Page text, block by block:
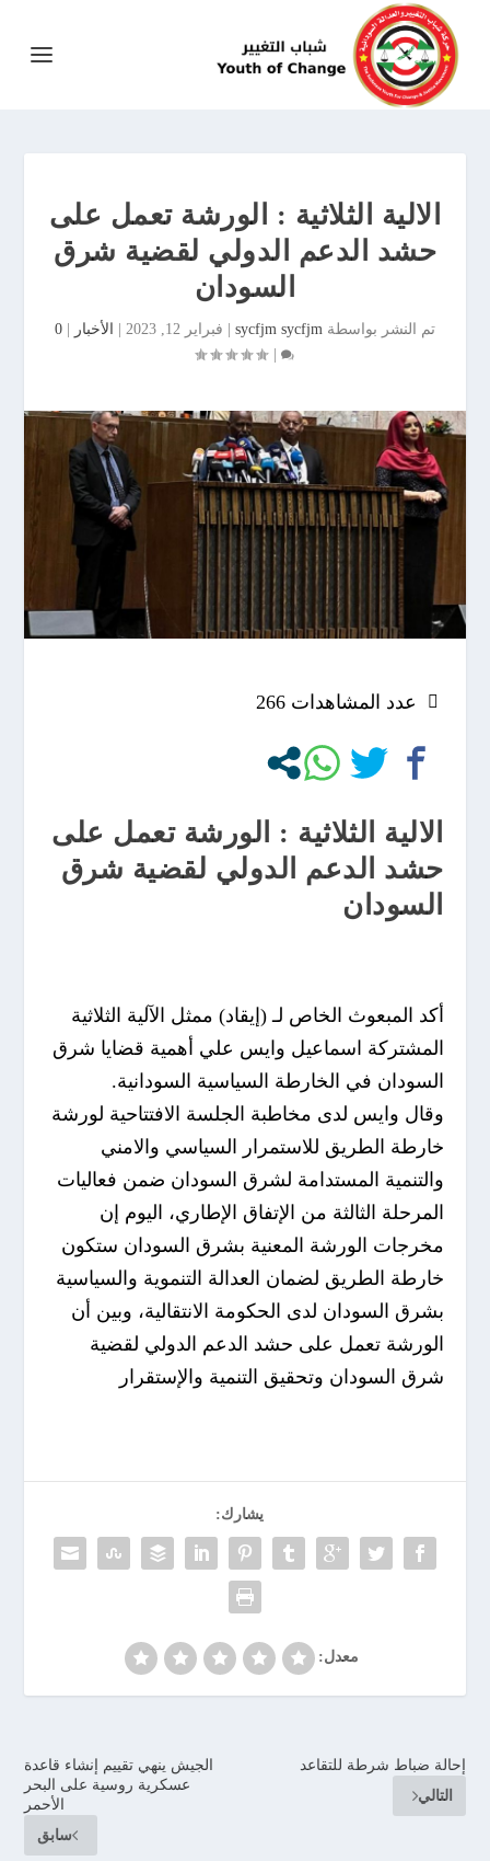
الالية الثلاثية : الورشة تعمل على
حشد الدعم الدولي لقضية شرق
السودان
تم النشر بواسطة sycfjm sycfjm فبراير 12, 2023 الأخبار
0
|
عدد المشاهدات 266
الالية الثلاثية : الورشة تعمل على
حشد الدعم الدولي لقضية شرق
السودان
أكد المبعوث الخاص لـ (إيقاد) ممثل الآلية الثلاثية
المشتركة اسماعيل وايس علي أهمية قضايا شرق
السودان في الخارطة السياسية السودانية.
وقال وايس لدى مخاطبة الجلسة الافتتاحية لورشة
خارطة الطريق للاستمرار السياسي والامني
والتنمية المستدامة لشرق السودان ضمن فعاليات
المرحلة الثالثة من الإتفاق الإطاري، اليوم إن
مخرجات الورشة المعنية بشرق السودان ستكون
خارطة الطريق لضمان العدالة التنموية والسياسية
بشرق السودان لدى الحكومة الانتقالية، وبين أن
الورشة تعمل على حشد الدعم الدولي لقضية
شرق السودان وتحقيق التنمية والإستقرار
يشارك:
معدل:
الجيش ينهي تقييم إنشاء قاعدة
عسكرية روسية على البحر
الأحمر
سابق
إحالة ضباط شرطة للتقاعد
التالي